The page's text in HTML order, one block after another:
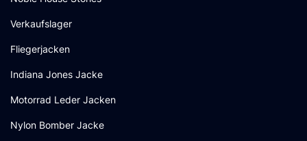
Verkaufslager
Fliegerjacken
Indiana Jones Jacke
Motorrad Leder Jacken
Nylon Bomber Jacke